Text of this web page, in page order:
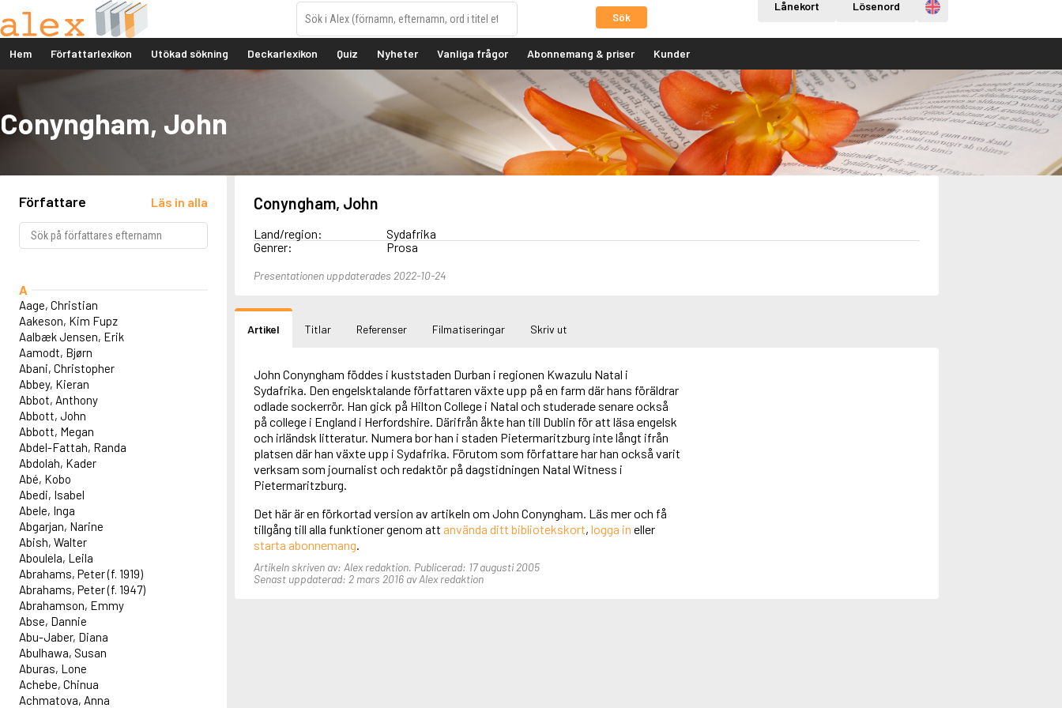
Sök
Lånekort Lösenord Engelska
Hem Författarlexikon Utökad sökning Deckarlexikon Quiz Nyheter Vanliga frågor Abonnemang & priser Kunder
Conyngham, John
Författare Läs in alla
A
Aage, Christian
Aakeson, Kim Fupz
Aalbæk Jensen, Erik
Aamodt, Bjørn
Abani, Christopher
Abbey, Kieran
Abbot, Anthony
Abbott, John
Abbott, Megan
Abdel-Fattah, Randa
Abdolah, Kader
Abé, Kobo
Abedi, Isabel
Abele, Inga
Abgarjan, Narine
Abish, Walter
Aboulela, Leila
Abrahams, Peter (f. 1919)
Abrahams, Peter (f. 1947)
Abrahamson, Emmy
Abse, Dannie
Abu-Jaber, Diana
Abulhawa, Susan
Aburas, Lone
Achebe, Chinua
Achmatova, Anna
Conyngham, John
Land/region:
Sydafrika
Genrer:
Prosa
Presentationen uppdaterades 2022-10-24
Artikel Titlar Referenser Filmatiseringar Skriv ut
John Conyngham föddes i kuststaden Durban i regionen Kwazulu Natal i
Sydafrika. Den engelsktalande författaren växte upp på en farm där hans föräldrar
odlade sockerrör. Han gick på Hilton College i Natal och studerade senare också
på college i England i Herfordshire. Därifrån åkte han till Dublin för att läsa engelsk
och irländsk litteratur. Numera bor han i staden Pietermaritzburg inte långt ifrån
platsen där han växte upp i Sydafrika. Förutom som författare har han också varit
verksam som journalist och redaktör på dagstidningen Natal Witness i
Pietermaritzburg.
Det här är en förkortad version av artikeln om John Conyngham. Läs mer och få
tillgång till alla funktioner genom att använda ditt bibliotekskort, logga in eller
starta abonnemang.
Artikeln skriven av: Alex redaktion. Publicerad: 17 augusti 2005
Senast uppdaterad: 2 mars 2016 av Alex redaktion